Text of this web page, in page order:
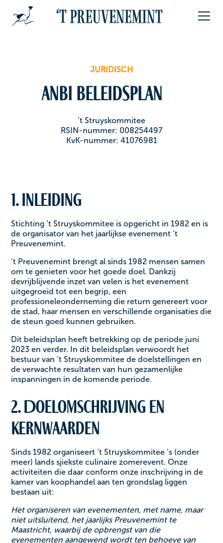
JURIDISCH
ANBI Beleidsplan
’t Struyskommitee
RSIN-nummer: 008254497
KvK-nummer: 41076981
1. Inleiding
Stichting ‘t Struyskommitee is opgericht in 1982 en is
de organisator van het jaarlijkse evenement ’t
Preuvenemint.
‘t Preuvenemint brengt al sinds 1982 mensen samen
om te genieten voor het goede doel. Dankzij
devrijblijvende inzet van velen is het evenement
uitgegroeid tot een begrip, een
professioneleonderneming die return genereert voor
de stad, haar mensen en verschillende organisaties die
de steun goed kunnen gebruiken.
Dit beleidsplan heeft betrekking op de periode juni
2023 en verder. In dit beleidsplan verwoordt het
bestuur van ’t Struyskommitee de doelstellingen en
de verwachte resultaten van hun gezamenlijke
inspanningen in de komende periode.
2. Doelomschrijving en
kernwaarden
Sinds 1982 organiseert ‘t Struyskommitee ‘s (onder
meer) lands sjiekste culinaire zomerevent. Onze
activiteiten die daar conform onze inschrijving in de
kamer van koophandel aan ten grondslag liggen
bestaan uit: ‍
Het organiseren van evenementen, met name, maar
niet uitsluitend, het jaarlijks Preuvenemint te
Maastricht, waarbij de opbrengst van die
evenementen aangewend wordt ten behoeve van